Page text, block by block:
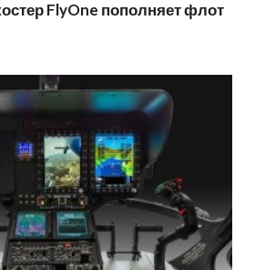
FlyOne пополняет флот